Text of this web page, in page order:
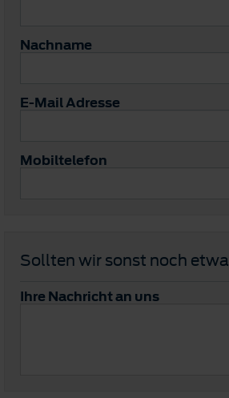
Nachname
E-Mail Adresse
Mobiltelefon
Sollten wir sonst noch
Ihre Nachricht an uns